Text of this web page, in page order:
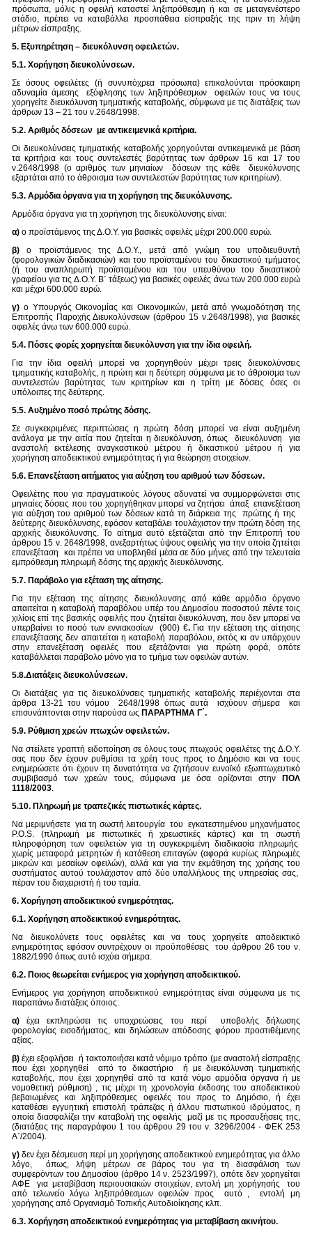
πρόσωπα, μόλις η οφειλή καταστεί ληξιπρόθεσμη ή και σε μεταγενέστερο
στάδιο, πρέπει να καταβάλλει προσπάθεια είσπραξής της πριν τη λήψη
μέτρων είσπραξης.
5. Εξυπηρέτηση – διευκόλυνση οφειλετών.
5.1. Χορήγηση διευκολύνσεων.
Σε όσους οφειλέτες (ή συνυπόχρεα πρόσωπα) επικαλούνται πρόσκαιρη
αδυναμία άμεσης εξόφλησης των ληξιπρόθεσμων οφειλών τους να τους
χορηγείτε διευκόλυνση τμηματικής καταβολής, σύμφωνα με τις διατάξεις των
άρθρων 13 – 21 του ν.2648/1998.
5.2. Αριθμός δόσεων με αντικειμενικά κριτήρια.
Οι διευκολύνσεις τμηματικής καταβολής χορηγούνται αντικειμενικά με βάση
τα κριτήρια και τους συντελεστές βαρύτητας των άρθρων 16 και 17 του
ν.2648/1998 (ο αριθμός των μηνιαίων δόσεων της κάθε διευκόλυνσης
εξαρτάται από το άθροισμα των συντελεστών βαρύτητας των κριτηρίων).
5.3. Αρμόδια όργανα για τη χορήγηση της διευκόλυνσης.
Αρμόδια όργανα για τη χορήγηση της διευκόλυνσης είναι:
α) ο προϊστάμενος της Δ.Ο.Υ. για βασικές οφειλές μέχρι 200.000 ευρώ.
β)ο προϊστάμενος της Δ.Ο.Υ., μετά από γνώμη του υποδιευθυντή
(φορολογικών διαδικασιών) και του προϊσταμένου του δικαστικού τμήματος
(ή του αναπληρωτή προϊσταμένου και του υπευθύνου του δικαστικού
γραφείου για τις Δ.Ο.Υ. Β΄ τάξεως) για βασικές οφειλές άνω των 200.000 ευρώ
και μέχρι 600.000 ευρώ.
γ) ο Υπουργός Οικονομίας και Οικονομικών, μετά από γνωμοδότηση της
Επιτροπής Παροχής Διευκολύνσεων (άρθρου 15 ν.2648/1998), για βασικές
οφειλές άνω των 600.000 ευρώ.
5.4. Πόσες φορές χορηγείται διευκόλυνση για την ίδια οφειλή.
Για την ίδια οφειλή μπορεί να χορηγηθούν μέχρι τρεις διευκολύνσεις
τμηματικής καταβολής, η πρώτη και η δεύτερη σύμφωνα με το άθροισμα των
συντελεστών βαρύτητας των κριτηρίων και η τρίτη με δόσεις όσες οι
υπόλοιπες της δεύτερης.
5.5. Αυξημένο ποσό πρώτης δόσης.
Σε συγκεκριμένες περιπτώσεις η πρώτη δόση μπορεί να είναι αυξημένη
ανάλογα με την αιτία που ζητείται η διευκόλυνση, όπως διευκόλυνση για
αναστολή εκτέλεσης αναγκαστικού μέτρου ή δικαστικού μέτρου ή για
χορήγηση αποδεικτικού ενημερότητας ή για θεώρηση στοιχείων.
5.6. Επανεξέταση αιτήματος για αύξηση του αριθμού των δόσεων.
Οφειλέτης που για πραγματικούς λόγους αδυνατεί να συμμορφώνεται στις
μηνιαίες δόσεις που του χορηγήθηκαν μπορεί να ζητήσει άπαξ επανεξέταση
για αύξηση του αριθμού των δόσεων κατά τη διάρκεια της πρώτης ή της
δεύτερης διευκόλυνσης, εφόσον καταβάλει τουλάχιστον την πρώτη δόση της
αρχικής διευκόλυνσης. Το αίτημα αυτό εξετάζεται από την Επιτροπή του
άρθρου 15 ν. 2648/1998, ανεξαρτήτως ύψους οφειλής για την οποία ζητείται
επανεξέταση και πρέπει να υποβληθεί μέσα σε δύο μήνες από την τελευταία
εμπρόθεσμη πληρωμή δόσης της αρχικής διευκόλυνσης.
5.7. Παράβολο για εξέταση της αίτησης.
Για την εξέταση της αίτησης διευκόλυνσης από κάθε αρμόδιο όργανο
απαιτείται η καταβολή παραβόλου υπέρ του Δημοσίου ποσοστού πέντε τοις
χιλίοις επί της βασικής οφειλής που ζητείται διευκόλυνση, που δεν μπορεί να
υπερβαίνει το ποσό των εννιακοσίων (900) €. Για την εξέταση της αίτησης
επανεξέτασης δεν απαιτείται η καταβολή παραβόλου, εκτός κι αν υπάρχουν
στην επανεξέταση οφειλές που εξετάζονται για πρώτη φορά, οπότε
καταβάλλεται παράβολο μόνο για το τμήμα των οφειλών αυτών.
5.8.Διατάξεις διευκολύνσεων.
Οι διατάξεις για τις διευκολύνσεις τμηματικής καταβολής περιέχονται στα
άρθρα 13-21 του νόμου 2648/1998 όπως αυτά ισχύουν σήμερα και
επισυνάπτονται στην παρούσα ως ΠΑΡΑΡΤΗΜΑ Γ΄.
5.9. Ρύθμιση χρεών πτωχών οφειλετών.
Να στείλετε γραπτή ειδοποίηση σε όλους τους πτωχούς οφειλέτες της Δ.Ο.Υ.
σας που δεν έχουν ρυθμίσει τα χρέη τους προς το Δημόσιο και να τους
ενημερώσετε ότι έχουν τη δυνατότητα να ζητήσουν ευνοϊκό εξωπτωχευτικό
συμβιβασμό των χρεών τους, σύμφωνα με όσα ορίζονται στην
ΠΟΛ
1118/2003.
5.10. Πληρωμή με τραπεζικές πιστωτικές κάρτες.
Να μεριμνήσετε για τη σωστή λειτουργία του εγκατεστημένου μηχανήματος
P.O.S. (πληρωμή με πιστωτικές ή χρεωστικές κάρτες) και τη σωστή
πληροφόρηση των οφειλετών για τη συγκεκριμένη διαδικασία πληρωμής
χωρίς μεταφορά μετρητών ή κατάθεση επιταγών (αφορά κυρίως πληρωμές
μικρών και μεσαίων οφειλών), αλλά και για την εκμάθηση της χρήσης του
συστήματος αυτού τουλάχιστον από δύο υπαλλήλους της υπηρεσίας σας,
πέραν του διαχειριστή ή του ταμία.
6. Χορήγηση αποδεικτικού ενημερότητας.
6.1. Χορήγηση αποδεικτικού ενημερότητας.
Να διευκολύνετε τους οφειλέτες και να τους χορηγείτε αποδεικτικό
ενημερότητας εφόσον συντρέχουν οι προϋποθέσεις του άρθρου 26 του ν.
1882/1990 όπως αυτό ισχύει σήμερα.
6.2. Ποιος θεωρείται ενήμερος για χορήγηση αποδεικτικού.
Ενήμερος για χορήγηση αποδεικτικού ενημερότητας είναι σύμφωνα με τις
παραπάνω διατάξεις όποιος:
α)έχει εκπληρώσει τις υποχρεώσεις του περί υποβολής δήλωσης
φορολογίας εισοδήματος, και δηλώσεων απόδοσης φόρου προστιθέμενης
αξίας.
β) έχει εξοφλήσει ή τακτοποιήσει κατά νόμιμο τρόπο (με αναστολή είσπραξης
που έχει χορηγηθεί από το δικαστήριο ή με διευκόλυνση τμηματικής
καταβολής, που έχει χορηγηθεί από τα κατά νόμο αρμόδια όργανα ή με
νομοθετική ρύθμιση) , τις μέχρι τη χρονολογία έκδοσης του αποδεικτικού
βεβαιωμένες και ληξιπρόθεσμες οφειλές του προς το Δημόσιο, ή έχει
καταθέσει εγγυητική επιστολή τράπεζας ή άλλου πιστωτικού ιδρύματος, η
οποία διασφαλίζει την καταβολή της οφειλής μαζί με τις προσαυξήσεις της,
(διατάξεις της παραγράφου 1 του άρθρου 29 του ν. 3296/2004 - ΦΕΚ 253
Α΄/2004).
γ) δεν έχει δέσμευση περί μη χορήγησης αποδεικτικού ενημερότητας για άλλο
λόγο, όπως, λήψη μέτρων σε βάρος του για τη διασφάλιση των
συμφερόντων του Δημοσίου (άρθρο 14 ν. 2523/1997), οπότε δεν χορηγείται
ΑΦΕ για μεταβίβαση περιουσιακών στοιχείων, εντολή μη χορήγησής του
από τελωνείο λόγω ληξιπρόθεσμων οφειλών προς αυτό , εντολή μη
χορήγησης από Οργανισμό Τοπικής Αυτοδιοίκησης κλπ.
6.3. Χορήγηση αποδεικτικού ενημερότητας για μεταβίβαση ακινήτου.